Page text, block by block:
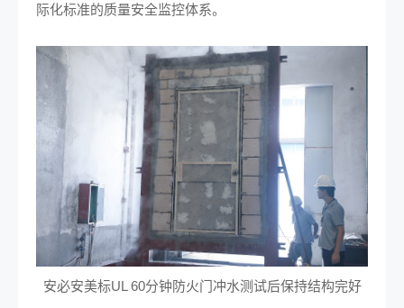
际化标准的质量安全监控体系。
安必安美标UL 60分钟防火门冲水测试后保持结构完好